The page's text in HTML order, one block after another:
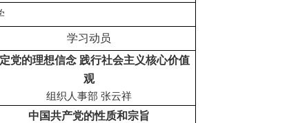
学习动员
党的理想信念 践行社会主义核心价值
观
组织人事部 张云祥
中国共产党的性质和宗旨